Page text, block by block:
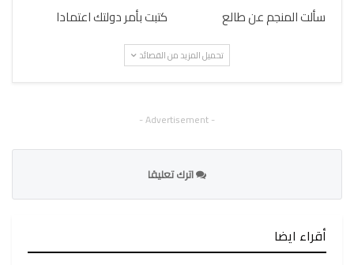
سألت المنجم عن طالع كتبت بأمر دولتك اعتمادا
تحميل المزيد من القصائد
- Advertisement -
اترك تعليقا
أقراء ايضا